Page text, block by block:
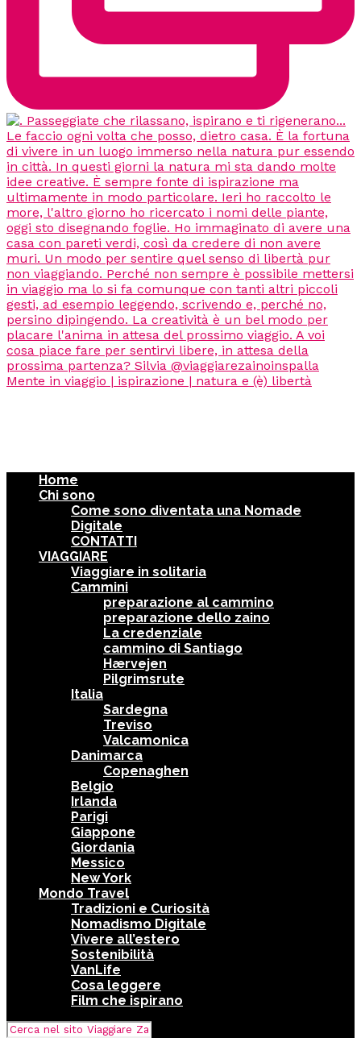
Home
Chi sono
Come sono diventata una Nomade
Digitale
CONTATTI
VIAGGIARE
Viaggiare in solitaria
Cammini
preparazione al cammino
preparazione dello zaino
La credenziale
cammino di Santiago
Hærvejen
Pilgrimsrute
Italia
Sardegna
Treviso
Valcamonica
Danimarca
Copenaghen
Belgio
Irlanda
Parigi
Giappone
Giordania
Messico
New York
Mondo Travel
Tradizioni e Curiosità
Nomadismo Digitale
Vivere all’estero
Sostenibilità
VanLife
Cosa leggere
Film che ispirano